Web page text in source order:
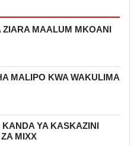
MAALUM MKOANI
MALIPO KWA WAKULIMA
YA KASKAZINI
MIXX